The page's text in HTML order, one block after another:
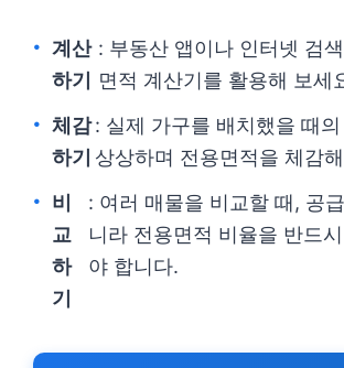
계산
하기
: 부동산 앱이나 인터넷 검
면적 계산기를 활용해 보세
체감
하기
: 실제 가구를 배치했을 때
상상하며 전용면적을 체감
비
교
하
기
: 여러 매물을 비교할 때, 공
니라 전용면적 비율을 반드
야 합니다.